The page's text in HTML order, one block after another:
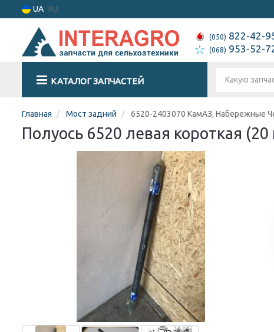
UA RU
(050) 822-42-
(068) 953-52-
КАТАЛОГ ЗАПЧАСТЕЙ
Главная Мост задний 6520-2403070 КамАЗ, Набережные
Полуось 6520 левая короткая